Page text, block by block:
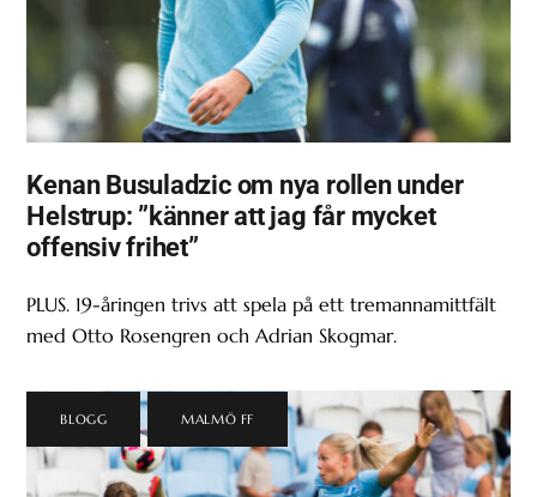
Kenan Busuladzic om nya rollen under
Helstrup: ”känner att jag får mycket
offensiv frihet”
PLUS. 19-åringen trivs att spela på ett tremannamittfält
med Otto Rosengren och Adrian Skogmar.
BLOGG MALMÖ FF